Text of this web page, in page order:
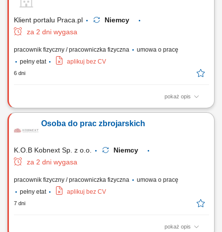
szalunków. Prowadzenie robót betoniarskich przy wznoszeniu obiektów
Klient portalu Praca.pl
Niemcy
za 2 dni wygasa
pracownik fizyczny / pracowniczka fizyczna
umowa o pracę
pełny etat
aplikuj bez CV
6 dni
pokaż opis
Prefabrykacja, wiązanie oraz montaż stalowych szkieletów
oraz innych bieżących zadaniach ciesielskich. Wykonywanie prostych,
pomocniczych robót fizycznych wspierających procesy budowlane.
Osoba do prac zbrojarskich
K.O.B Kobnext Sp. z o.o.
Niemcy
za 2 dni wygasa
pracownik fizyczny / pracowniczka fizyczna
umowa o pracę
pełny etat
aplikuj bez CV
7 dni
pokaż opis